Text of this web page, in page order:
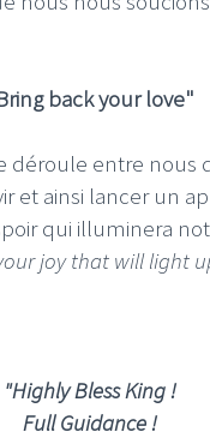
back your love"
déroule entre nous
et ainsi lancer un
qui illuminera
joy that will light
"Highly Bless King !
Full Guidance !
The Covers